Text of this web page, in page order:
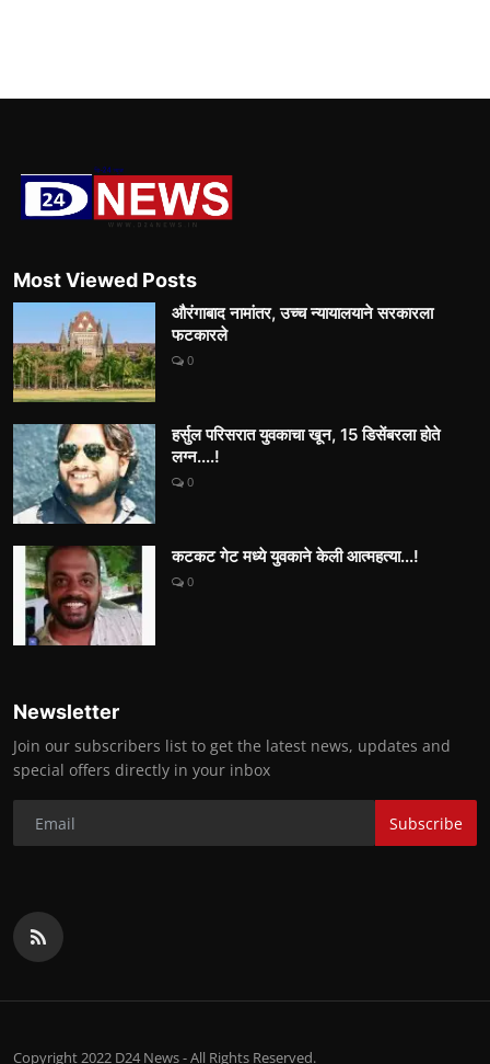
Most Viewed Posts
औरंगाबाद नामांतर, उच्च न्यायालयाने सरकारला
फटकारले
0
हर्सुल परिसरात युवकाचा खून, 15 डिसेंबरला होते
लग्न....!
0
कटकट गेट मध्ये युवकाने केली आत्महत्या...!
0
Newsletter
Join our subscribers list to get the latest news, updates and
special offers directly in your inbox
Subscribe
Copyright 2022 D24 News - All Rights Reserved.